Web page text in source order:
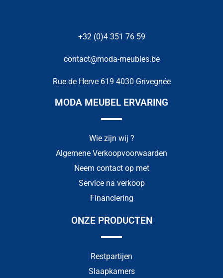
+32 (0)4 351 76 59
contact@moda-meubles.be
Rue de Herve 619 4030 Grivegnée
MODA MEUBEL ERVARING
Wie zijn wij ?
Algemene Verkoopvoorwaarden
Neem contact op met
Service na verkoop
Financiering
ONZE PRODUCTEN
Restpartijen
Slaapkamers